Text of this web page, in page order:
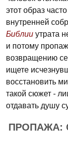
этот образ
внутренней
Библии утрата
и потому
возвращению
ищете
восстановить
такой сюжет -
отдавать душу
ПРОПАЖА: